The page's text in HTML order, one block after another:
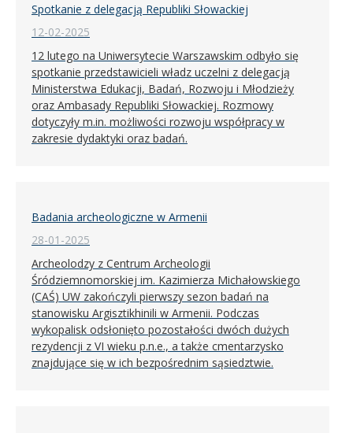
Spotkanie z delegacją Republiki Słowackiej
12-02-2025
12 lutego na Uniwersytecie Warszawskim odbyło się
spotkanie przedstawicieli władz uczelni z delegacją
Ministerstwa Edukacji, Badań, Rozwoju i Młodzieży
oraz Ambasady Republiki Słowackiej. Rozmowy
dotyczyły m.in. możliwości rozwoju współpracy w
zakresie dydaktyki oraz badań.
Badania archeologiczne w Armenii
28-01-2025
Archeolodzy z Centrum Archeologii
Śródziemnomorskiej im. Kazimierza Michałowskiego
(CAŚ) UW zakończyli pierwszy sezon badań na
stanowisku Argisztikhinili w Armenii. Podczas
wykopalisk odsłonięto pozostałości dwóch dużych
rezydencji z VI wieku p.n.e., a także cmentarzysko
znajdujące się w ich bezpośrednim sąsiedztwie.